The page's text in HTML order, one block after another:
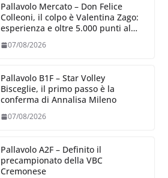
Pallavolo Mercato – Don Felice
Colleoni, il colpo è Valentina Zago:
esperienza e oltre 5.000 punti al
07/08/2026
Pallavolo B1F – Star Volley
Bisceglie, il primo passo è la
conferma di Annalisa Mileno
07/08/2026
Pallavolo A2F – Definito il
precampionato della VBC
Cremonese